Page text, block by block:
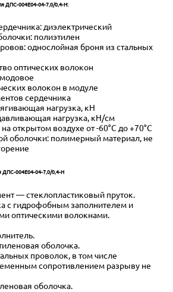
ДПС-004Е04-04-7,0/0,4-Н:
диэлектрический
полиэтилен
однослойная броня из стальных
оптических волокон
волокон в модуле
сердечника
нагрузка, кН
нагрузка, кН/см
открытом воздухе от -60°С до +70°С
оболочки: полимерный материал, не
ДПС-004Е04-04-7,0/0,4-Н
— стеклопластиковый пруток.
с гидрофобным заполнителем и
оптическими волокнами.
оболочка.
проволок, в том числе
сопротивлением разрыву не
оболочка.